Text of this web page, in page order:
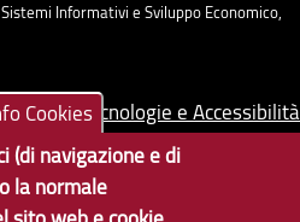
Informativi e Sviluppo Economico,
Tecnologie e Accessibilità
Cookies
(di navigazione e di
la normale